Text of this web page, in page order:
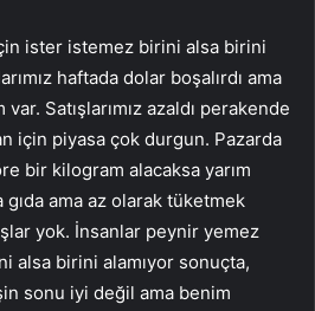
ister istemez birini alsa birini
haftada dolar boşalırdı ama
Satışlarımız azaldı perakende
için piyasa çok durgun. Pazarda
bir kilogram alacaksa yarım
ama az olarak tüketmek
yok. İnsanlar peynir yemez
alsa birini alamıyor sonuçta,
sonu iyi değil ama benim